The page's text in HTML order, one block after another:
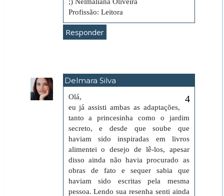
Profissão: Leitora
Responder
Delmara Silva
Olá,
eu já assisti ambas as adaptações,
tanto a princesinha como o jardim
secreto, e desde que soube que
haviam sido inspiradas em livros
alimentei o desejo de lê-los, apesar
disso ainda não havia procurado as
obras de fato e sequer sabia que
haviam sido escritas pela mesma
pessoa. Lendo sua resenha senti ainda